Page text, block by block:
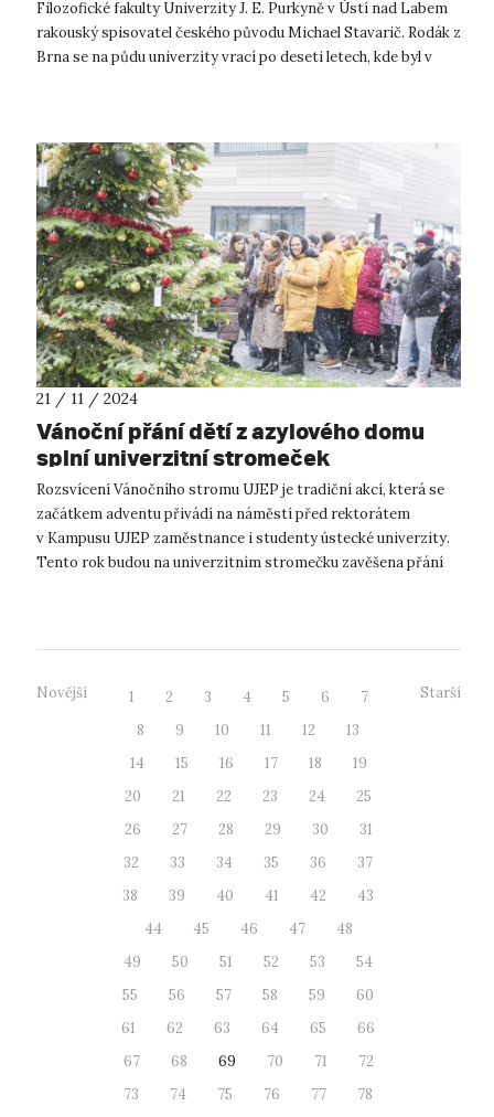
Filozofické fakulty Univerzity J. E. Purkyně v Ústí nad Labem
rakouský spisovatel českého původu Michael Stavarič. Rodák z
Brna se na půdu univerzity vrací po deseti letech, kde byl v
21 / 11 / 2024
Vánoční přání dětí z azylového domu
splní univerzitní stromeček
Rozsvícení Vánočního stromu UJEP je tradiční akcí, která se
začátkem adventu přivádí na náměstí před rektorátem
v Kampusu UJEP zaměstnance i studenty ústecké univerzity.
Tento rok budou na univerzitním stromečku zavěšena přání
Novější 1 2 3 4 5 6
7
8
9 10 11 12
13
14
15 16 17 18
19
20
21 22 23 24
25
26
27 28 29 30
31
32
33 34 35 36
37
38
39 40 41 42
43
44
45 46 47
48
49
50 51 52 53
54
55
56 57 58 59
60
61
62 63 64 65
66
67
68 69 70 71
72
73
74 75 76 77
78
Starší